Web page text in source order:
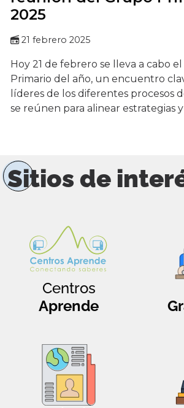
2025
21 febrero 2025
Hoy 21 de febrero se lleva a cabo
Primario del año, un encuentro
líderes de los diferentes procesos
se reúnen para alinear estrategias y
Sitios de
Centros
Aprende